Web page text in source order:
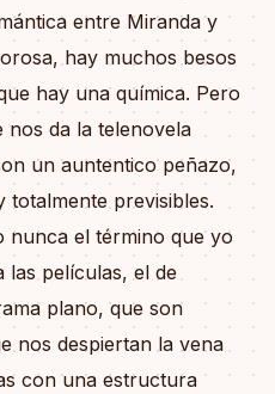
entre Miranda y
hay muchos besos
hay una química. Pero
nos da la telenovela
un auntentico peñazo,
totalmente previsibles.
nunca el término que yo
las películas, el de
plano, que son
nos despiertan la vena
con una estructura